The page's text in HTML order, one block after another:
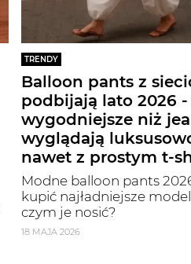
TRENDY
Balloon pants z
podbijają lato 2026 -
wygodniejsze niż
wyglądają
nawet z prostym t-
Modne balloon pants
kupić najładniejsze
czym je nosić?
18 MAJA 2026